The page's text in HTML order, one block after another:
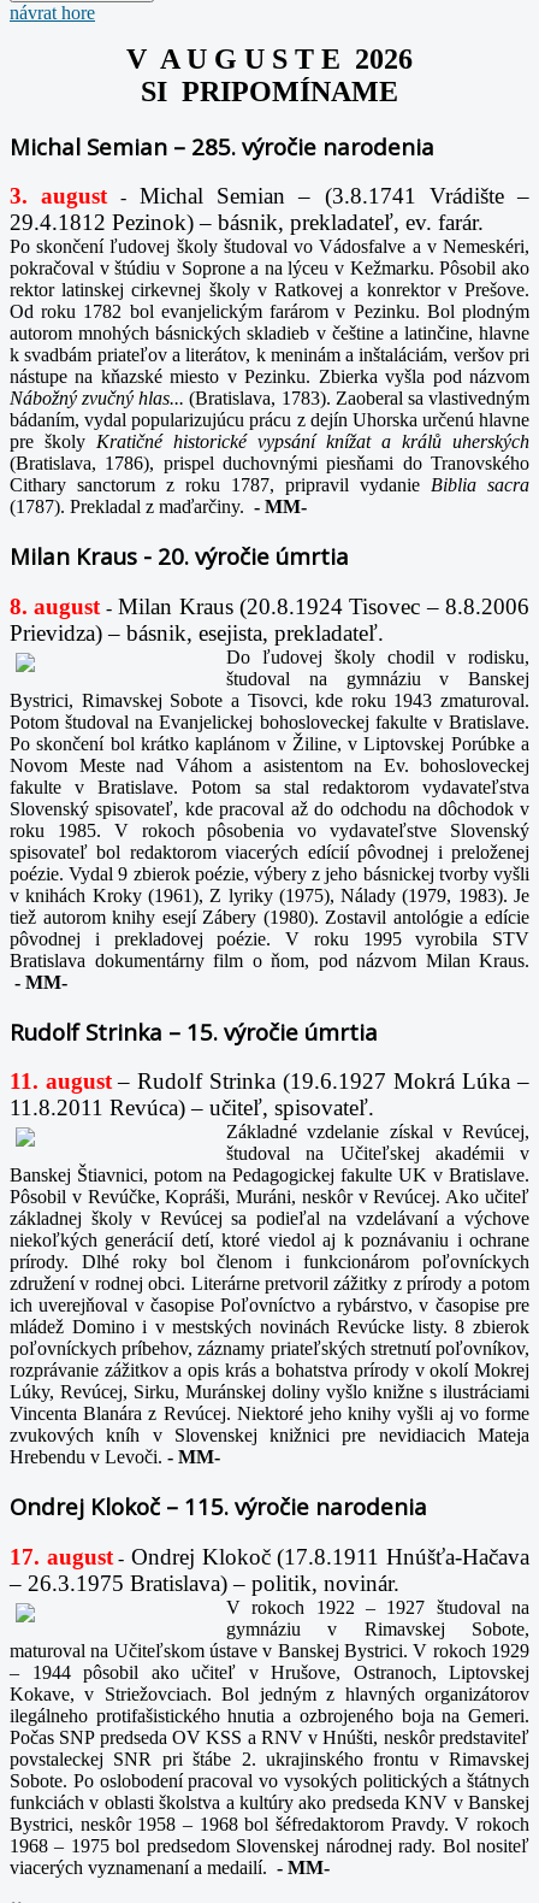
návrat hore
V A U G U S T E 2026
SI PRIPOMÍNAME
Michal Semian – 285. výročie narodenia
3. august -Michal Semian – (3.8.1741 Vrádište –
29.4.1812 Pezinok) – básnik, prekladateľ, ev. farár.
Po skončení ľudovej školy študoval vo Vádosfalve a v Nemeskéri,
pokračoval v štúdiu v Soprone a na lýceu v Kežmarku. Pôsobil ako
rektor latinskej cirkevnej školy v Ratkovej a konrektor v Prešove.
Od roku 1782 bol evanjelickým farárom v Pezinku. Bol plodným
autorom mnohých básnických skladieb v češtine a latinčine, hlavne
k svadbám priateľov a literátov, k meninám a inštaláciám, veršov pri
nástupe na kňazské miesto v Pezinku. Zbierka vyšla pod názvom
Nábožný zvučný hlas...(Bratislava, 1783). Zaoberal sa vlastivedným
bádaním, vydal popularizujúcu prácu z dejín Uhorska určenú hlavne
pre školy Kratičné historické vypsání knížat a králů uherských
(Bratislava, 1786), prispel duchovnými piesňami do Tranovského
Cithary sanctorum z roku 1787, pripravil vydanie Biblia sacra
(1787). Prekladal z maďarčiny. - MM-
Milan Kraus - 20. výročie úmrtia
8. august -Milan Kraus (20.8.1924 Tisovec – 8.8.2006
Prievidza) – básnik, esejista, prekladateľ.
Do ľudovej školy chodil v rodisku,
študoval na gymnáziu v Banskej
Bystrici, Rimavskej Sobote a Tisovci, kde roku 1943 zmaturoval.
Potom študoval na Evanjelickej bohosloveckej fakulte v Bratislave.
Po skončení bol krátko kaplánom v Žiline, v Liptovskej Porúbke a
Novom Meste nad Váhom a asistentom na Ev. bohosloveckej
fakulte v Bratislave. Potom sa stal redaktorom vydavateľstva
Slovenský spisovateľ, kde pracoval až do odchodu na dôchodok v
roku 1985. V rokoch pôsobenia vo vydavateľstve Slovenský
spisovateľ bol redaktorom viacerých edícií pôvodnej i preloženej
poézie. Vydal 9 zbierok poézie, výbery z jeho básnickej tvorby vyšli
v knihách Kroky (1961), Z lyriky (1975), Nálady (1979, 1983). Je
tiež autorom knihy esejí Zábery (1980). Zostavil antológie a edície
pôvodnej i prekladovej poézie. V roku 1995 vyrobila STV
Bratislava dokumentárny film o ňom, pod názvom Milan Kraus.
- MM-
Rudolf Strinka – 15. výročie úmrtia
11. august – Rudolf Strinka (19.6.1927 Mokrá Lúka –
11.8.2011 Revúca) – učiteľ, spisovateľ.
Základné vzdelanie získal v Revúcej,
študoval na Učiteľskej akadémii v
Banskej Štiavnici, potom na Pedagogickej fakulte UK v Bratislave.
Pôsobil v Revúčke, Kopráši, Muráni, neskôr v Revúcej. Ako učiteľ
základnej školy v Revúcej sa podieľal na vzdelávaní a výchove
niekoľkých generácií detí, ktoré viedol aj k poznávaniu i ochrane
prírody. Dlhé roky bol členom i funkcionárom poľovníckych
združení v rodnej obci. Literárne pretvoril zážitky z prírody a potom
ich uverejňoval v časopise Poľovníctvo a rybárstvo, v časopise pre
mládež Domino i v mestských novinách Revúcke listy. 8 zbierok
poľovníckych príbehov, záznamy priateľských stretnutí poľovníkov,
rozprávanie zážitkov a opis krás a bohatstva prírody v okolí Mokrej
Lúky, Revúcej, Sirku, Muránskej doliny vyšlo knižne s ilustráciami
Vincenta Blanára z Revúcej. Niektoré jeho knihy vyšli aj vo forme
zvukových kníh v Slovenskej knižnici pre nevidiacich Mateja
Hrebendu v Levoči. - MM-
Ondrej Klokoč – 115. výročie narodenia
17. august- Ondrej Klokoč (17.8.1911 Hnúšťa-Hačava
– 26.3.1975 Bratislava) – politik, novinár.
V rokoch 1922 – 1927 študoval na
gymnáziu v Rimavskej Sobote,
maturoval na Učiteľskom ústave v Banskej Bystrici. V rokoch 1929
– 1944 pôsobil ako učiteľ v Hrušove, Ostranoch, Liptovskej
Kokave, v Striežovciach. Bol jedným z hlavných organizátorov
ilegálneho protifašistického hnutia a ozbrojeného boja na Gemeri.
Počas SNP predseda OV KSS a RNV v Hnúšti, neskôr predstaviteľ
povstaleckej SNR pri štábe 2. ukrajinského frontu v Rimavskej
Sobote. Po oslobodení pracoval vo vysokých politických a štátnych
funkciách v oblasti školstva a kultúry ako predseda KNV v Banskej
Bystrici, neskôr 1958 – 1968 bol šéfredaktorom Pravdy. V rokoch
1968 – 1975 bol predsedom Slovenskej národnej rady. Bol nositeľ
viacerých vyznamenaní a medailí. - MM-